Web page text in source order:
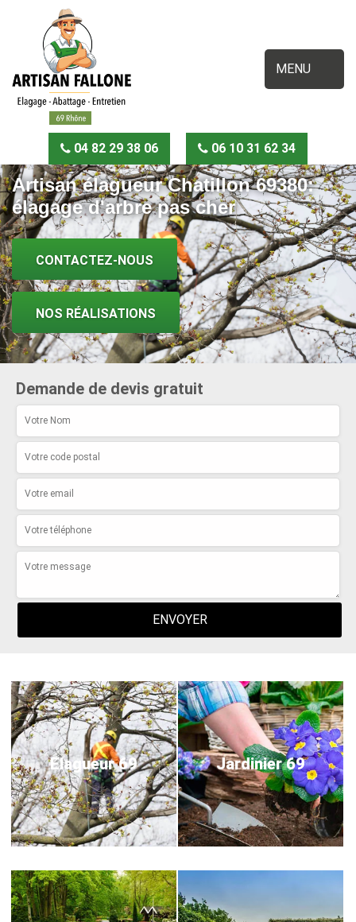
MENU
04 82 29 38 06 06 10 31 62 34
Artisan élagueur Chatillon 69380:
élagage d'arbre pas cher
CONTACTEZ-NOUS
NOS RÉALISATIONS
Demande de devis gratuit
Elagueur 69 Jardinier 69